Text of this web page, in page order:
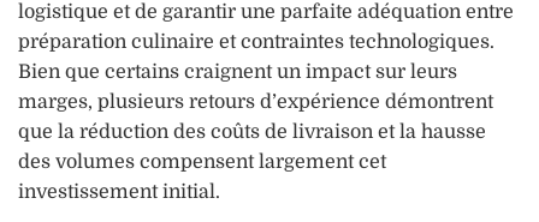
logistique et de garantir une parfaite adéquation entre
préparation culinaire et contraintes technologiques.
Bien que certains craignent un impact sur leurs
marges, plusieurs retours d’expérience démontrent
que la réduction des coûts de livraison et la hausse
des volumes compensent largement cet
investissement initial.